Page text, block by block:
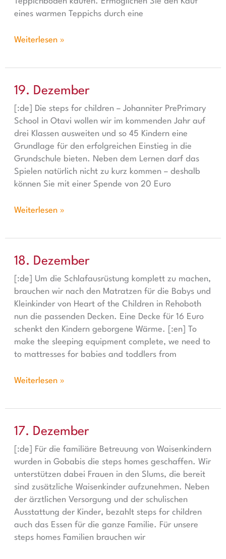
eines warmen Teppichs durch eine
Weiterlesen »
19. Dezember
[:de] Die steps for children – Johanniter PrePrimary
School in Otavi wollen wir im kommenden Jahr auf
drei Klassen ausweiten und so 45 Kindern eine
Grundlage für den erfolgreichen Einstieg in die
Grundschule bieten. Neben dem Lernen darf das
Spielen natürlich nicht zu kurz kommen – deshalb
können Sie mit einer Spende von 20 Euro
19. Dezember
Weiterlesen »
18. Dezember
[:de] Um die Schlafausrüstung komplett zu machen,
brauchen wir nach den Matratzen für die Babys und
Kleinkinder von Heart of the Children in Rehoboth
nun die passenden Decken. Eine Decke für 16 Euro
schenkt den Kindern geborgene Wärme. [:en] To
make the sleeping equipment complete, we need to
to mattresses for babies and toddlers from
18. Dezember
Weiterlesen »
17. Dezember
[:de] Für die familiäre Betreuung von Waisenkindern
wurden in Gobabis die steps homes geschaffen. Wir
unterstützen dabei Frauen in den Slums, die bereit
sind zusätzliche Waisenkinder aufzunehmen. Neben
der ärztlichen Versorgung und der schulischen
Ausstattung der Kinder, bezahlt steps for children
auch das Essen für die ganze Familie. Für unsere
steps homes Familien brauchen wir
17. Dezember